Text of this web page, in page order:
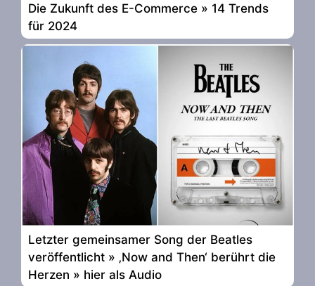
Die Zukunft des E-Commerce » 14 Trends
für 2024
Letzter gemeinsamer Song der Beatles
veröffentlicht » ‚Now and Then‘ berührt die
Herzen » hier als Audio